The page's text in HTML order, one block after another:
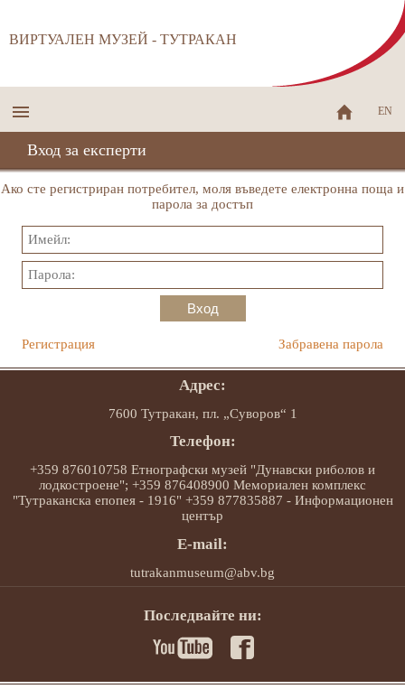
ВИРТУАЛЕН МУЗЕЙ - ТУТРАКАН
EN
Вход за експерти
Ако сте регистриран потребител, моля въведете електронна поща и
парола за достъп
Вход
Регистрация Забравена парола
Адрес:
7600 Тутракан, пл. „Суворов“ 1
Телефон:
+359 876010758 Етнографски музей "Дунавски риболов и
лодкостроене"; +359 876408900 Мемориален комплекс
"Тутраканска епопея - 1916" +359 877835887 - Информационен
център
E-mail:
tutrakanmuseum@abv.bg
Последвайте ни: